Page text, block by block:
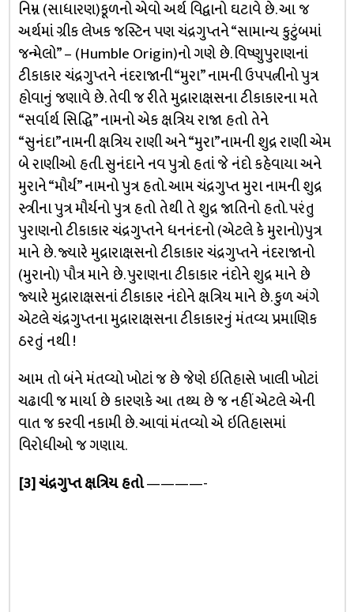
નિમ્ન (સાધારણ)કૂળનો એવો અર્થ વિદ્વાનો ઘટાવે છે. આ જ
અર્થમાં ગ્રીક લેખક જસ્ટિન પણ ચંદ્રગુપ્તને “સામાન્ય કુટુંબમાં
જન્મેલો” – (Humble Origin)નો ગણે છે. વિષ્ણુપુરાણનાં
ટીકાકાર ચંદ્રગુપ્તને નંદરાજાની “મુરા” નામની ઉપપત્નીનો પુત્ર
હોવાનું જણાવે છે. તેવી જ રીતે મુદ્રારાક્ષસના ટીકાકારના મતે
“સર્વાર્થ સિદ્ધિ” નામનો એક ક્ષત્રિય રાજા હતો તેને
“સુનંદા”નામની ક્ષત્રિય રાણી અને “મુરા”નામની શુદ્ર રાણી એમ
બે રાણીઓ હતી. સુનંદાને નવ પુત્રો હતાં જે નંદો કહેવાયા અને
મુરાને “મૌર્ય” નામનો પુત્ર હતો. આમ ચંદ્રગુપ્ત મુરા નામની શુદ્ર
સ્ત્રીના પુત્ર મૌર્યનો પુત્ર હતો તેથી તે શુદ્ર જાતિનો હતો. પરંતુ
પુરાણનો ટીકાકાર ચંદ્રગુપ્તને ધનનંદનો (એટલે કે મુરાનો)પુત્ર
માને છે. જ્યારે મુદ્રારાક્ષસનો ટીકાકાર ચંદ્રગુપ્તને નંદરાજાનો
(મુરાનો) પૌત્ર માને છે. પુરાણના ટીકાકાર નંદોને શુદ્ર માને છે
જ્યારે મુદ્રારાક્ષસનાં ટીકાકાર નંદોને ક્ષત્રિય માને છે. કુળ અંગે
એટલે ચંદ્રગુપ્તના મુદ્રારાક્ષસના ટીકાકારનું મંતવ્ય પ્રમાણિક
ઠરતું નથી !
આમ તો બંને મંતવ્યો ખોટાં જ છે જેણે ઇતિહાસે ખાલી ખોટાં
ચઢાવી જ માર્યા છે કારણકે આ તથ્ય છે જ નહીં એટલે એની
વાત જ કરવી નકામી છે. આવાં મંતવ્યો એ ઇતિહાસમાં
વિરોધીઓ જ ગણાય.
[૩] ચંદ્રગુપ્ત ક્ષત્રિય હતો————-